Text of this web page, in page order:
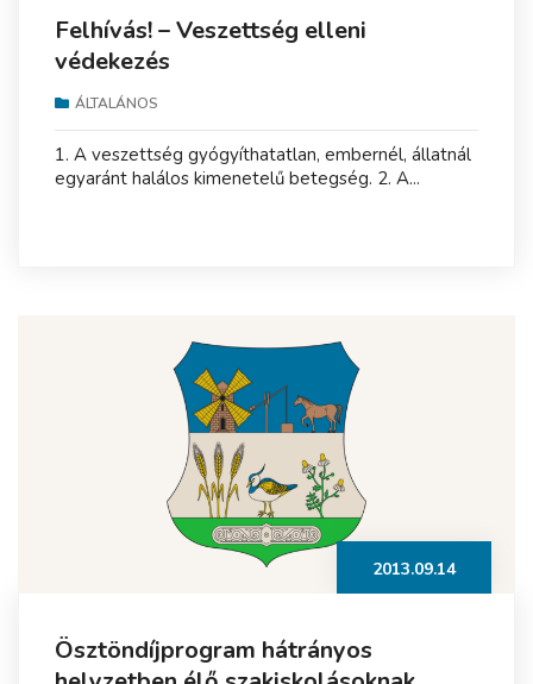
Felhívás! – Veszettség elleni
védekezés
ÁLTALÁNOS
1. A veszettség gyógyíthatatlan, embernél, állatnál
egyaránt halálos kimenetelű betegség. 2. A...
2013.09.14
Ösztöndíjprogram hátrányos